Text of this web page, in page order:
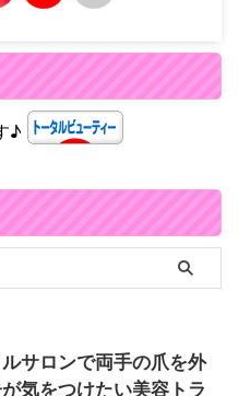
♪
ルサロンで両手の爪を外
気をつけたい美容トラ